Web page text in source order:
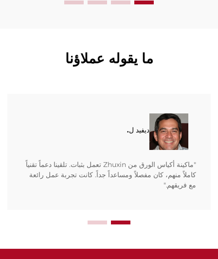
ما يقوله عملاؤنا
ديفيد ل.
"ماكينة أكياس الورق من Zhuxin تعمل بثبات. تلقينا دعماً تقنياً
كاملاً منهم، كان مفصلاً ومساعداً جداً. كانت تجربة عمل رائعة
مع فريقهم."